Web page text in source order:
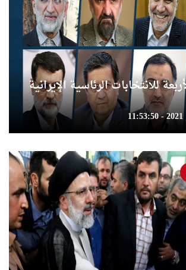
للانتخابات الرئاسية الإيرانية